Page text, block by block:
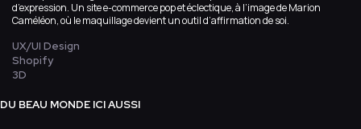
d’expression. Un site e-commerce pop et éclectique, à l’image de Marion
Caméléon, où le maquillage devient un outil d’affirmation de soi.
UX/UI Design
Shopify
3D
DU BEAU MONDE ICI AUSSI